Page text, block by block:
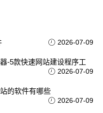
2026-07-09
-5款快速网站建设程序工
2026-07-09
的软件有哪些
2026-07-09